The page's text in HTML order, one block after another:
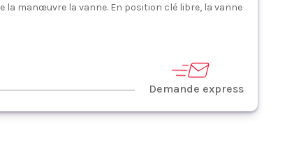
manœuvre la vanne. En position clé libre, la vanne
Demande express